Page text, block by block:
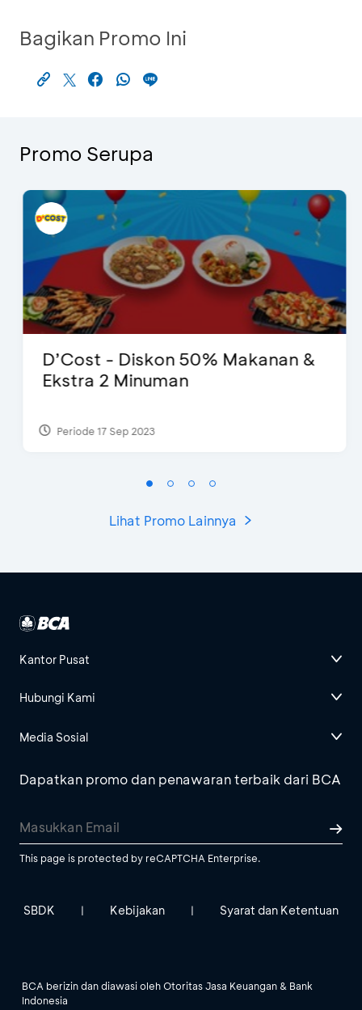
Bagikan Promo Ini
Promo Serupa
D’Cost - Diskon 50% Makanan &
Ekstra 2 Minuman
Periode 17 Sep 2023
Lihat Promo Lainnya
Kantor Pusat
Hubungi Kami
Media Sosial
Dapatkan promo dan penawaran terbaik dari BCA
This page is protected by reCAPTCHA Enterprise.
SBDK | Kebijakan | Syarat dan Ketentuan
BCA berizin dan diawasi oleh Otoritas Jasa Keuangan & Bank
Indonesia